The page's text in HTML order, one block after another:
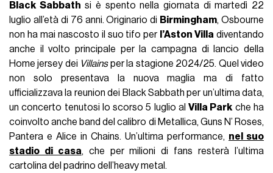
Black Sabbath si è spento nella giornata di martedì 22
luglio all’età di 76 anni. Originario di Birmingham, Osbourne
non ha mai nascosto il suo tifo per l’Aston Villa diventando
anche il volto principale per la campagna di lancio della
Home jersey dei Villainsper la stagione 2024/25. Quel video
non solo presentava la nuova maglia ma di fatto
ufficializzava la reunion dei Black Sabbath per un’ultima data,
un concerto tenutosi lo scorso 5 luglio alVilla Parkche ha
coinvolto anche band del calibro di Metallica, Guns N’ Roses,
Pantera e Alice in Chains. Un’ultima performance, nel suo
stadio di casa, che per milioni di fans resterà l’ultima
cartolina del padrino dell’heavy metal.